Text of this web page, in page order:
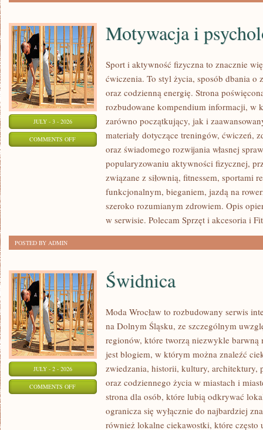
JULY - 3 - 2026
COMMENTS OFFON
MOTYWACJA
PSYCHOLOGIA
Motywacja i
Sport i aktywność fizyczna to znacznie
ćwiczenia. To styl życia, sposób dbania o
oraz codzienną energię. Strona
rozbudowane kompendium informacji, w
zarówno początkujący, jak i
materiały dotyczące treningów, ćwiczeń,
oraz świadomego rozwijania własnej
popularyzowaniu aktywności fizycznej,
związane z siłownią, fitnessem, sportami
funkcjonalnym, bieganiem, jazdą na
szeroko rozumianym zdrowiem. Opis
w serwisie. Polecam Sprzęt i akcesoria i
POSTED BY ADMIN
JULY - 2 - 2026
COMMENTS OFFON
Świdnica
Moda Wrocław to rozbudowany serwis
na Dolnym Śląsku, ze szczególnym
regionów, które tworzą niezwykle barwną
jest blogiem, w którym można znaleźć
zwiedzania, historii, kultury, architektury,
oraz codziennego życia w miastach i
strona dla osób, które lubią odkrywać
ogranicza się wyłącznie do najbardziej
również lokalne ciekawostki, które często